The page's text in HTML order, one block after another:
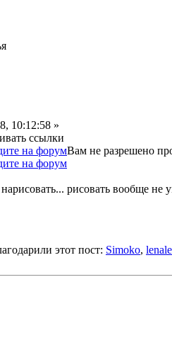
10:12:58 »
ссылки
на форумВам не разрешено
на форум
рисовать вообще не
этот пост: Simoko,